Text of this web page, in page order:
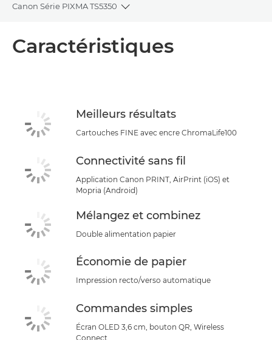
Canon Série PIXMA TS5350
Toggle breadcrumbs
ACHETER DE L'ENCRE
Caractéristiques
Meilleurs résultats
Cartouches FINE avec encre ChromaLife100
Connectivité sans fil
Application Canon PRINT, AirPrint (iOS) et
Mopria (Android)
Mélangez et combinez
Double alimentation papier
Économie de papier
Impression recto/verso automatique
Commandes simples
Écran OLED 3,6 cm, bouton QR, Wireless
Connect